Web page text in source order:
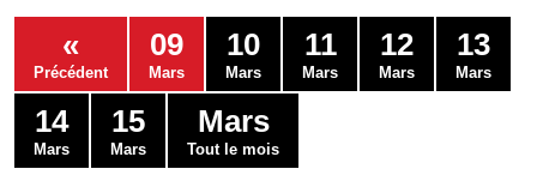
Services
Contacts
«
Précédent
09
Mars
10
Mars
11
Mars
12
Mars
13
Mars
14
Mars
15
Mars
Mars
Tout le mois